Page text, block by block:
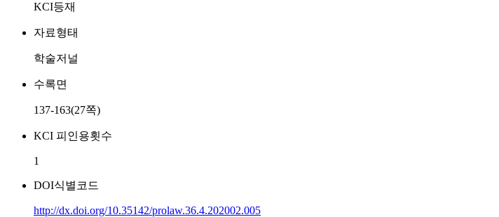
KCI등재
자료형태
학술저널
수록면
137-163(27쪽)
KCI 피인용횟수
1
DOI식별코드
http://dx.doi.org/10.35142/prolaw.36.4.202002.005